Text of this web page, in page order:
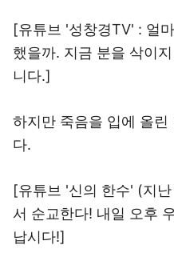
[유튜브 '성창경TV' : 얼
했을까. 지금 분을 삭이
니다.]
하지만 죽음을 입에 올린
다.
[유튜브 '신의 한수' (지
서 순교한다! 내일 오후
납시다!]